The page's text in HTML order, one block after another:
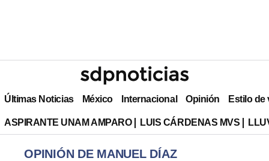
Últimas Noticias México Internacional Opinión Estilo de
ASPIRANTE UNAM AMPARO LUIS CÁRDENAS MVS
OPINIÓN DE MANUEL DÍAZ